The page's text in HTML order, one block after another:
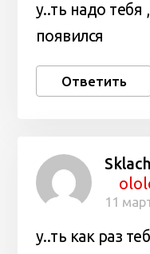
у..ть надо тебя
появился
Ответить
Sklach
11
у..ть как раз